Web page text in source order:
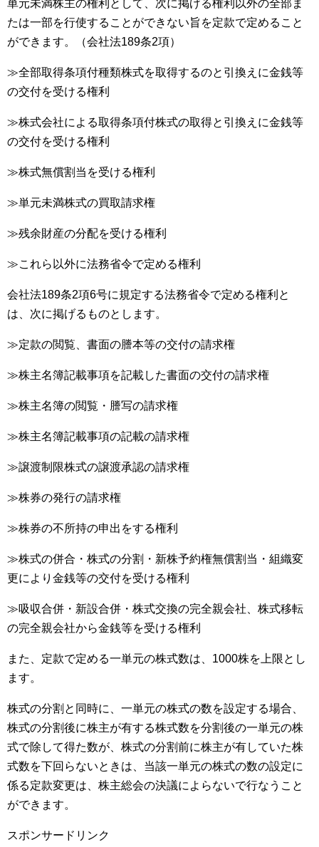
単元未満株主の権利として、次に掲げる権利以外の全部ま
たは一部を行使することができない旨を定款で定めること
ができます。（会社法189条2項）
≫全部取得条項付種類株式を取得するのと引換えに金銭等
の交付を受ける権利
≫株式会社による取得条項付株式の取得と引換えに金銭等
の交付を受ける権利
≫株式無償割当を受ける権利
≫単元未満株式の買取請求権
≫残余財産の分配を受ける権利
≫これら以外に法務省令で定める権利
会社法189条2項6号に規定する法務省令で定める権利と
は、次に掲げるものとします。
≫定款の閲覧、書面の謄本等の交付の請求権
≫株主名簿記載事項を記載した書面の交付の請求権
≫株主名簿の閲覧・謄写の請求権
≫株主名簿記載事項の記載の請求権
≫譲渡制限株式の譲渡承認の請求権
≫株券の発行の請求権
≫株券の不所持の申出をする権利
≫株式の併合・株式の分割・新株予約権無償割当・組織変
更により金銭等の交付を受ける権利
≫吸収合併・新設合併・株式交換の完全親会社、株式移転
の完全親会社から金銭等を受ける権利
また、定款で定める一単元の株式数は、1000株を上限とし
ます。
株式の分割と同時に、一単元の株式の数を設定する場合、
株式の分割後に株主が有する株式数を分割後の一単元の株
式で除して得た数が、株式の分割前に株主が有していた株
式数を下回らないときは、当該一単元の株式の数の設定に
係る定款変更は、株主総会の決議によらないで行なうこと
ができます。
スポンサードリンク